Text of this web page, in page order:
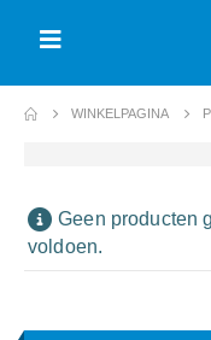
WINKELPAGINA
Geen producten
voldoen.